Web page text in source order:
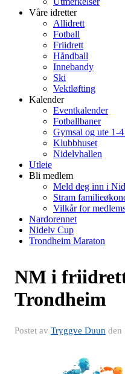
Våre idretter
Allidrett
Fotball
Friidrett
Håndball
Innebandy
Ski
Vektløfting
Kalender
Eventkalender
Fotballbaner
Gymsal og ute 1-
Klubbhuset
Nidelvhallen
Utleie
Bli medlem
Meld deg inn i
Stram
Vilkår for
Nardorennet
Nidelv Cup
Trondheim Maraton
NM i
Trondheim
Postet av Tryggve Duun den